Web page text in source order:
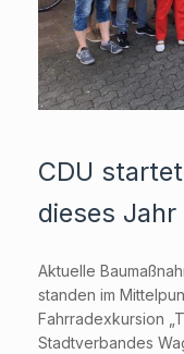
CDU
dieses
Aktuelle
standen im
Fahrradexkursion
Stadtverbandes